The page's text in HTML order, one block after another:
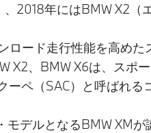
2018年にはBMW X2（
ロード走行性能を高めた
X2、BMW X6は、スポ
ペ（SAC）と呼ばれる
デルとなるBMW XMが